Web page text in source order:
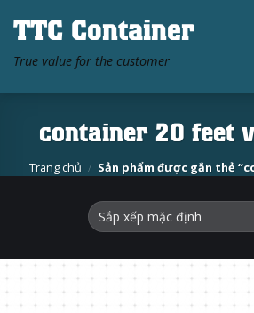
content
TTC Container
True value for the customer
container 20 feet
Trang chủ / Sản phẩm được gắn thẻ
phòng”